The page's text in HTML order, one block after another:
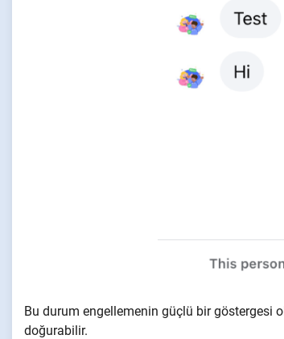
Bu durum engellemenin güçlü bir göstergesi
doğurabilir.